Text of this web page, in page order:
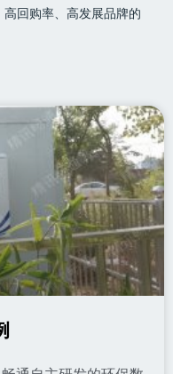
回购率、高发展品牌的